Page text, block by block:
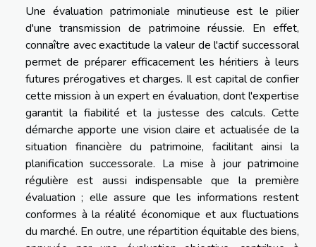
Une évaluation patrimoniale minutieuse est le pilier
d'une transmission de patrimoine réussie. En effet,
connaître avec exactitude la valeur de l'actif successoral
permet de préparer efficacement les héritiers à leurs
futures prérogatives et charges. Il est capital de confier
cette mission à un expert en évaluation, dont l'expertise
garantit la fiabilité et la justesse des calculs. Cette
démarche apporte une vision claire et actualisée de la
situation financière du patrimoine, facilitant ainsi la
planification successorale. La mise à jour patrimoine
régulière est aussi indispensable que la première
évaluation ; elle assure que les informations restent
conformes à la réalité économique et aux fluctuations
du marché. En outre, une répartition équitable des biens,